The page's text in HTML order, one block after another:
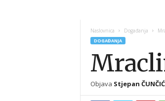
A
R
Naslovnica Događanja
DOGAĐANJA
Objava Stjepan ČUNČIĆ